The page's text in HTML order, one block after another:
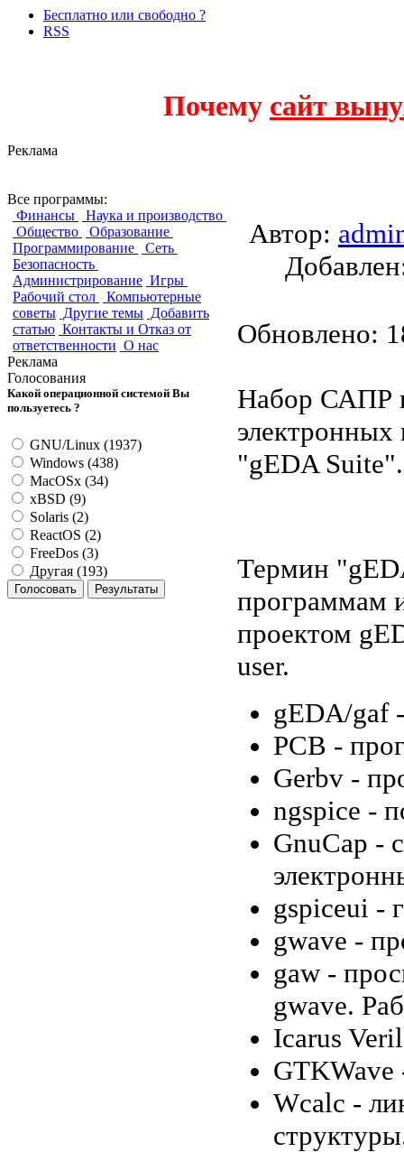
Бесплатно или свободно ?
RSS
Почему сайт
Реклама
Все программы:
Финансы
Наука и производство
Общество
Образование
Программирование
Сеть
Безопасность
Администрирование Игры
Рабочий стол
Компьютерные
советы Другие темы Добавить
статью Контакты и Отказ от
ответственности О нас
Реклама
Голосования
Какой операционной системой Вы
пользуетесь ?
GNU/Linux (1937)
Windows (438)
MacOSx (34)
xBSD (9)
Solaris (2)
ReactOS (2)
FreeDos (3)
Другая (193)
Автор:
Обновлено:
Набор САПР
"gEDA Suite".
Термин
программам
проектом
user.
gEDA/gaf
PCB -
Gerbv -
ngspice -
GnuCap -
gspiceui -
gwave -
gaw -
gwave.
Icarus
GTKWave
Wcalc -